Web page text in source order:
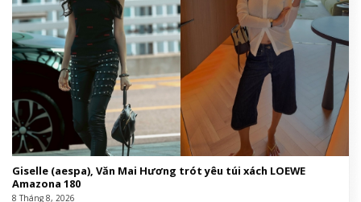
Giselle (aespa), Văn Mai Hương trót yêu túi xách LOEWE
Amazona 180
8 Tháng 8, 2026